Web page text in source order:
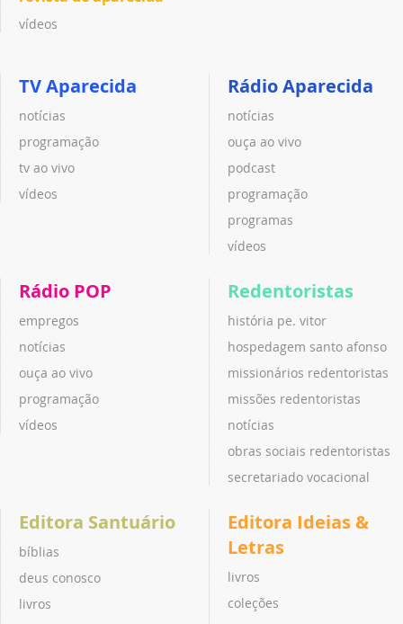
vídeos
TV Aparecida
notícias
programação
tv ao vivo
vídeos
Rádio Aparecida
notícias
ouça ao vivo
podcast
programação
programas
vídeos
Rádio POP
empregos
notícias
ouça ao vivo
programação
vídeos
Redentoristas
história pe. vitor
hospedagem santo afonso
missionários redentoristas
missões redentoristas
notícias
obras sociais redentoristas
secretariado vocacional
Editora Santuário
bíblias
deus conosco
livros
Editora Ideias &
Letras
livros
coleções